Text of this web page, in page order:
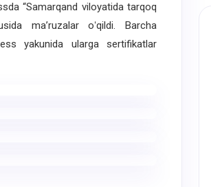
“Samarqand viloyatida tarqoq
maʼruzalar oʻqildi. Barcha
yakunida ularga sertifikatlar